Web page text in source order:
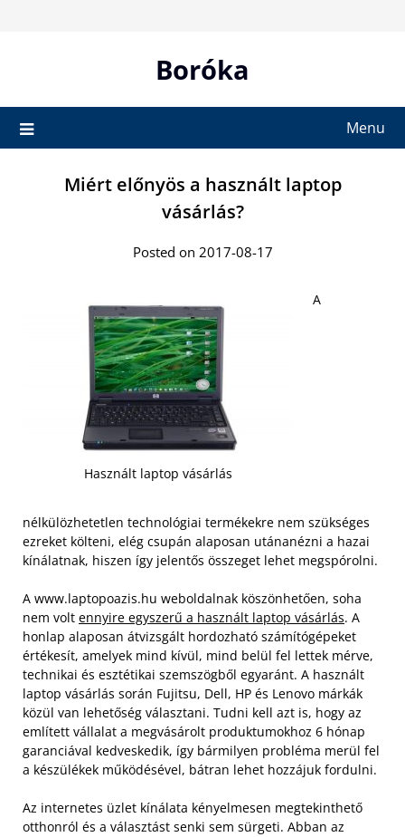
Boróka
Menu
Miért előnyös a használt laptop
vásárlás?
Posted on 2017-08-17
Használt laptop vásárlás
A
nélkülözhetetlen technológiai termékekre nem szükséges
ezreket költeni, elég csupán alaposan utánanézni a hazai
kínálatnak, hiszen így jelentős összeget lehet megspórolni.
A www.laptopoazis.hu weboldalnak köszönhetően, soha
nem volt ennyire egyszerű a használt laptop vásárlás. A
honlap alaposan átvizsgált hordozható számítógépeket
értékesít, amelyek mind kívül, mind belül fel lettek mérve,
technikai és esztétikai szemszögből egyaránt. A használt
laptop vásárlás során Fujitsu, Dell, HP és Lenovo márkák
közül van lehetőség választani. Tudni kell azt is, hogy az
említett vállalat a megvásárolt produktumokhoz 6 hónap
garanciával kedveskedik, így bármilyen probléma merül fel
a készülékek működésével, bátran lehet hozzájuk fordulni.
Az internetes üzlet kínálata kényelmesen megtekinthető
otthonról és a választást senki sem sürgeti. Abban az